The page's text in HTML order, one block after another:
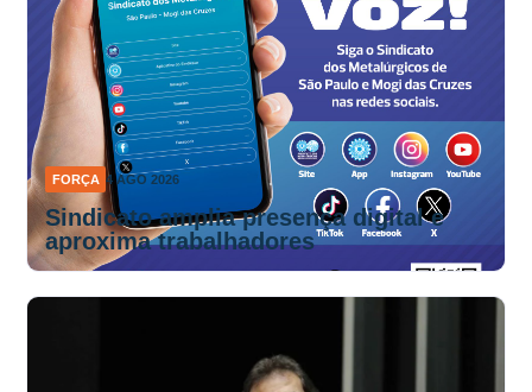
FORÇA 4 AGO 2026
Sindicato amplia presença digital e
aproxima trabalhadores